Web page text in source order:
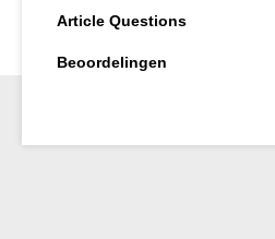
Article Questions
Beoordelingen